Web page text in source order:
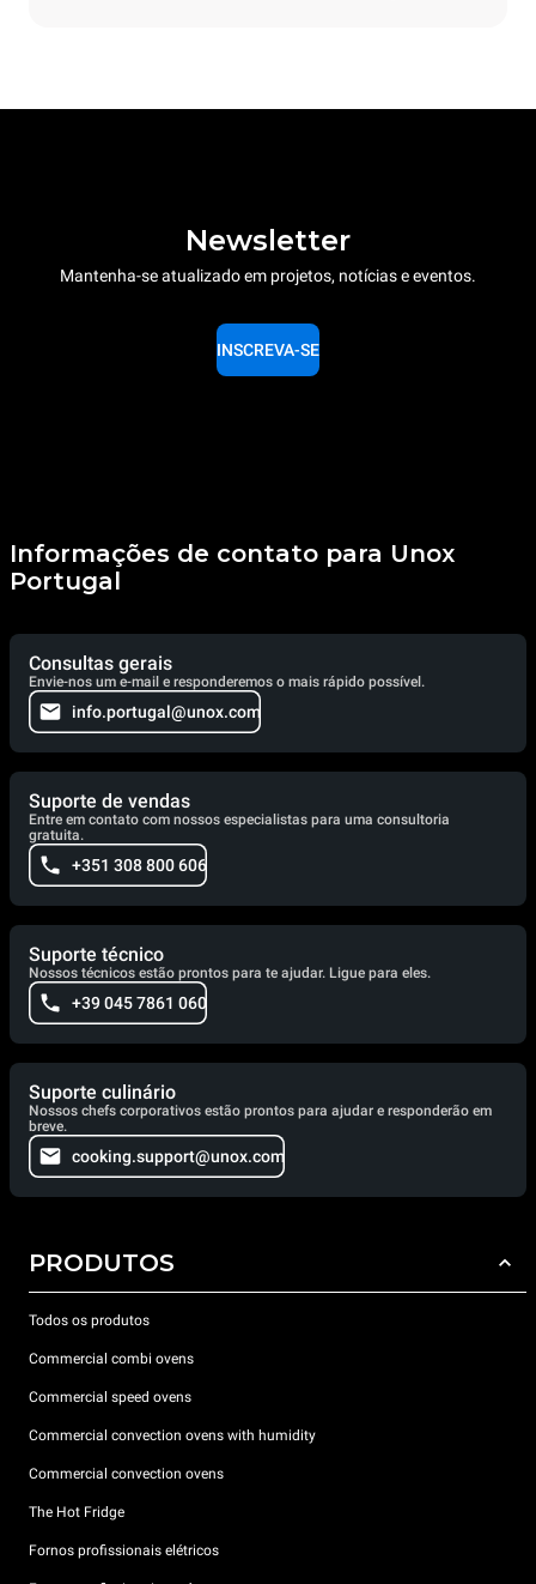
Newsletter
Mantenha-se atualizado em projetos, notícias e eventos.
INSCREVA-SE
Informações de contato para Unox
Portugal
Consultas gerais
Envie-nos um e-mail e responderemos o mais rápido possível.
info.portugal@unox.com
Suporte de vendas
Entre em contato com nossos especialistas para uma consultoria
gratuita.
+351 308 800 606
Suporte técnico
Nossos técnicos estão prontos para te ajudar. Ligue para eles.
+39 045 7861 060
Suporte culinário
Nossos chefs corporativos estão prontos para ajudar e responderão em
breve.
cooking.support@unox.com
PRODUTOS
Todos os produtos
Commercial combi ovens
Commercial speed ovens
Commercial convection ovens with humidity
Commercial convection ovens
The Hot Fridge
Fornos profissionais elétricos